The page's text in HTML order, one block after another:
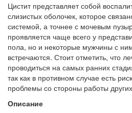
Цистит представляет собой
слизистых оболочек, которое
системой, а точнее с мочевым
проявляется чаще всего у
пола, но и некоторые мужчины с
встречаются. Стоит отметить, что
проводиться на самых ранних
так как в противном случае есть
проблемы со стороны работы
Описание